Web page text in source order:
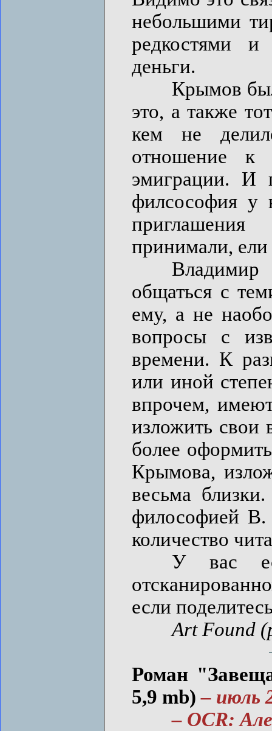
небольшими
редкостями
деньги.
Крымов был
это, а также
кем не
отношение к
эмиграции. И
филсософия у
принимали, ели
Владимир
общаться с
ему, а не
вопросы с
времени. К
или иной
впрочем,
изложить свои
более
Крымова,
весьма
философией
количество
У вас
если
Art Found
Роман
5,9 mb)– июль
– OCR: